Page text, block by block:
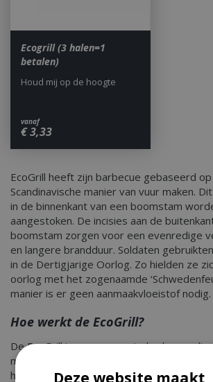
Ecogrill (3 halen=1
betalen)
vanaf
€3,33
Houd mij op de hoogte
EcoGrill heeft zijn barbecue gebaseerd
Scandinavische manier van vuur maken.
in de binnenkant van een boomstam
aangestoken. De incisies aan de
boomstam zorgen voor een evenredige
en langere brandduur. Soldaten
in de Dertigjarige Oorlog. Zo hielden ze
oorlog met het zogenaamde
manier is er geen aanmaakvloeistof nodig.
Hoe werkt de EcoGrill?
De EcoGrill is een compacte barbecue die
makkelijk mee kunt nemen. Daardoor is hij
het strand, het park, op de camping of op
Deze website maakt